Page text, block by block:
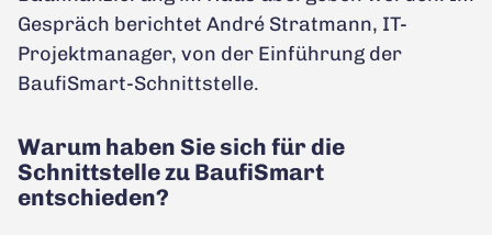
Gespräch berichtet André Stratmann, IT-
Projektmanager, von der Einführung der
BaufiSmart-Schnittstelle.
Warum haben Sie sich für die
Schnittstelle zu BaufiSmart
entschieden?